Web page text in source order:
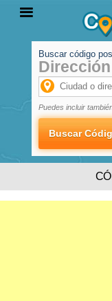
PROVINCIAS
LOCALIDADES
Buscar código
Puedes incluir